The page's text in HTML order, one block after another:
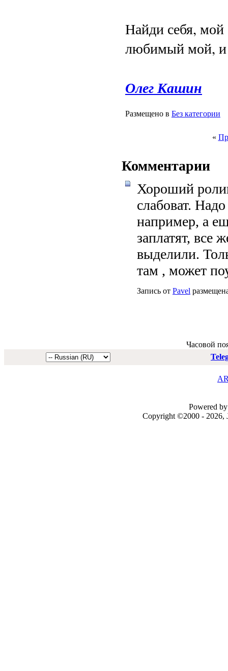
Найди себя, мой
любимый мой,
Олег Кашин
Размещено в Без категории
«
Комментарии
Хороший
слабоват.
например, а
заплатят, все
выделили.
там , может
Запись от Pavel
Часовой
Powered
Copyright ©2000 - 2026,